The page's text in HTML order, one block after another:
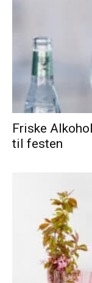
Friske
til festen